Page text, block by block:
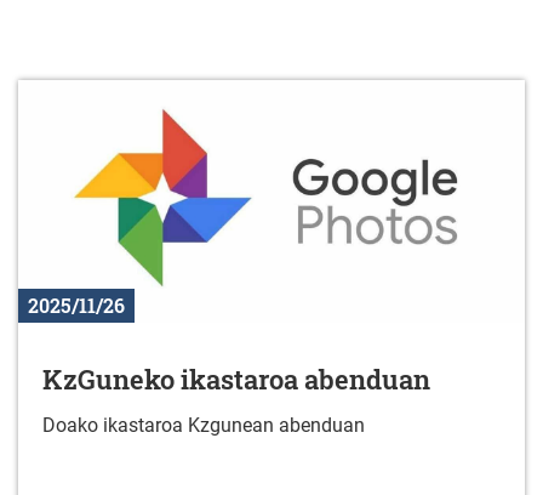
2025/11/26
KzGuneko ikastaroa abenduan
Doako ikastaroa Kzgunean abenduan